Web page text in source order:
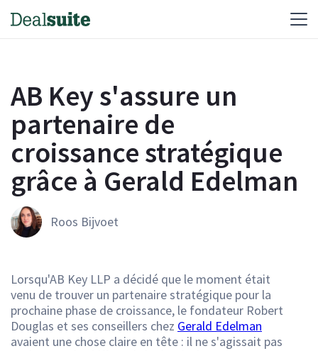
AB Key s'assure un
partenaire de
croissance stratégique
grâce à Gerald Edelman
Roos Bijvoet
Lorsqu'AB Key LLP a décidé que le moment était
venu de trouver un partenaire stratégique pour la
prochaine phase de croissance, le fondateur Robert
Douglas et ses conseillers chez Gerald Edelman
avaient une chose claire en tête : il ne s'agissait pas